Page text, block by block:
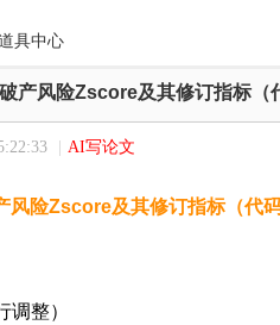
具中心
产风险Zscore及其修订指标（
AI写论文
风险Zscore及其修订指标（代码
整）